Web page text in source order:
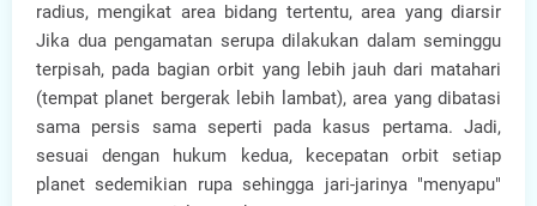
radius, mengikat area bidang tertentu, area yang diarsir
Jika dua pengamatan serupa dilakukan dalam seminggu
terpisah, pada bagian orbit yang lebih jauh dari matahari
(tempat planet bergerak lebih lambat), area yang dibatasi
sama persis sama seperti pada kasus pertama. Jadi,
sesuai dengan hukum kedua, kecepatan orbit setiap
planet sedemikian rupa sehingga jari-jarinya "menyapu"